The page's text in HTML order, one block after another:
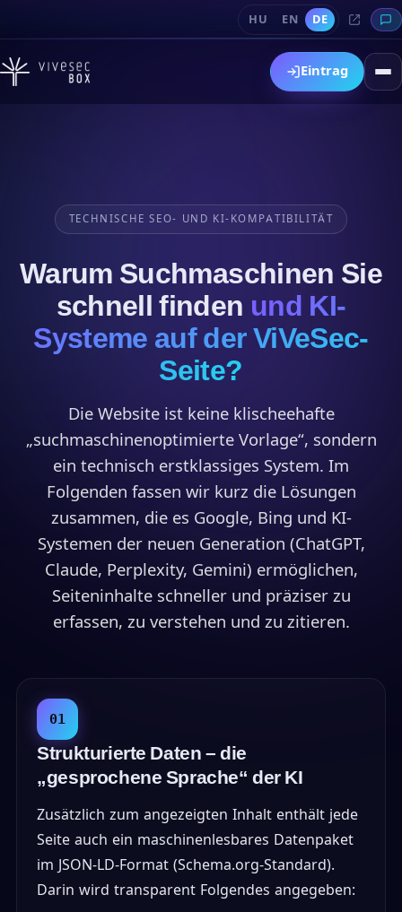
HU EN DE
Eintrag
TECHNISCHE SEO- UND KI-KOMPATIBILITÄT
Warum Suchmaschinen Sie
schnell finden und KI-
Systeme auf der ViVeSec-
Seite?
Die Website ist keine klischeehafte
„suchmaschinenoptimierte Vorlage“, sondern
ein technisch erstklassiges System. Im
Folgenden fassen wir kurz die Lösungen
zusammen, die es Google, Bing und KI-
Systemen der neuen Generation (ChatGPT,
Claude, Perplexity, Gemini) ermöglichen,
Seiteninhalte schneller und präziser zu
erfassen, zu verstehen und zu zitieren.
01
Strukturierte Daten – die
„gesprochene Sprache“ der KI
Zusätzlich zum angezeigten Inhalt enthält jede
Seite auch ein maschinenlesbares Datenpaket
im JSON-LD-Format (Schema.org-Standard).
Darin wird transparent Folgendes angegeben: